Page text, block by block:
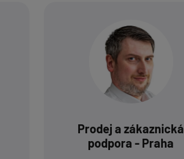
Prodej a zákaznická
podpora - Praha